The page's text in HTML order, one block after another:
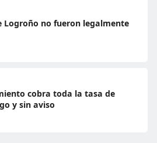
Logroño no fueron legalmente
cobra toda la tasa de
y sin aviso